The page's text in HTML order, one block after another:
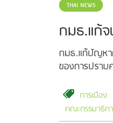
THAI NEWS
กมธ.แก้
กมธ.แก้ปัญหา
ของการปรา
การเมือง
คณะกรรมาธิก